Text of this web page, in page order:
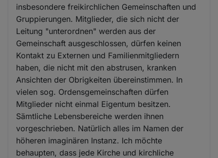
insbesondere freikirchlichen Gemeinschaften und
Gruppierungen. Mitglieder, die sich nicht der
Leitung "unterordnen" werden aus der
Gemeinschaft ausgeschlossen, dürfen keinen
Kontakt zu Externen und Familienmitgliedern
haben, die nicht mit den abstrusen, kranken
Ansichten der Obrigkeiten übereinstimmen. In
vielen sog. Ordensgemeinschaften dürfen
Mitglieder nicht einmal Eigentum besitzen.
Sämtliche Lebensbereiche werden ihnen
vorgeschrieben. Natürlich alles im Namen der
höheren imaginären Instanz. Ich möchte
behaupten, dass jede Kirche und kirchliche